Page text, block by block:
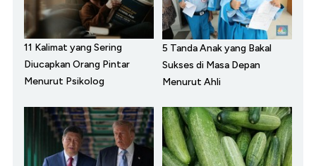
11 Kalimat yang Sering
Diucapkan Orang Pintar
Menurut Psikolog
5 Tanda Anak yang Bakal
Sukses di Masa Depan
Menurut Ahli